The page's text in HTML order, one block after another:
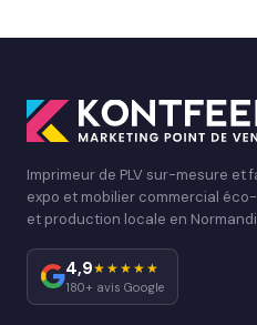
Imprimeur de PLV sur-mesure
expo et mobilier commercial
et production locale en
4,9★★★★★
180+ avis Google